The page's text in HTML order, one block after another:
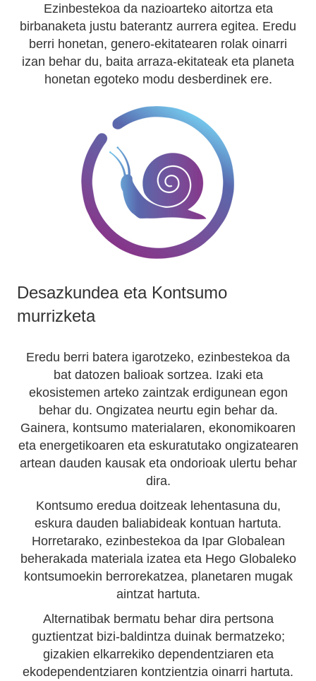
Ezinbestekoa da nazioarteko aitortza eta
birbanaketa justu baterantz aurrera egitea. Eredu
berri honetan, genero-ekitatearen rolak oinarri
izan behar du, baita arraza-ekitateak eta planeta
honetan egoteko modu desberdinek ere.
Desazkundea eta Kontsumo
murrizketa
Eredu berri batera igarotzeko, ezinbestekoa da
bat datozen balioak sortzea. Izaki eta
ekosistemen arteko zaintzak erdigunean egon
behar du. Ongizatea neurtu egin behar da.
Gainera, kontsumo materialaren, ekonomikoaren
eta energetikoaren eta eskuratutako ongizatearen
artean dauden kausak eta ondorioak ulertu behar
dira.
Kontsumo eredua doitzeak lehentasuna du,
eskura dauden baliabideak kontuan hartuta.
Horretarako, ezinbestekoa da Ipar Globalean
beherakada materiala izatea eta Hego Globaleko
kontsumoekin berrorekatzea, planetaren mugak
aintzat hartuta.
Alternatibak bermatu behar dira pertsona
guztientzat bizi-baldintza duinak bermatzeko;
gizakien elkarrekiko dependentziaren eta
ekodependentziaren kontzientzia oinarri hartuta.